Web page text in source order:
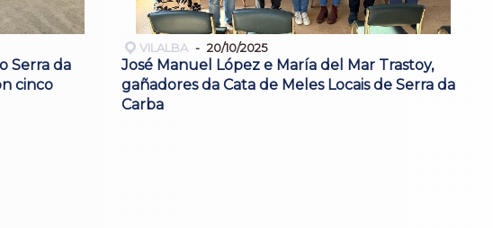
Serra da
cinco
VILALBA 20/10/2025
José Manuel López e María del Mar Trastoy,
gañadores da Cata de Meles Locais de Serra da
Carba